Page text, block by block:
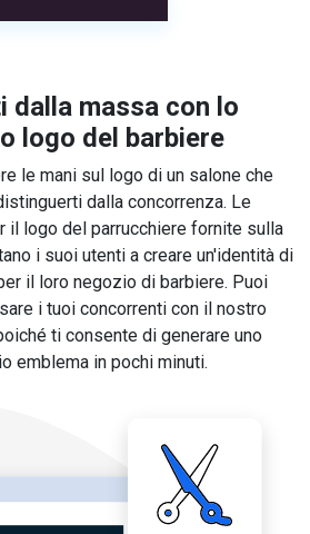
dalla massa con lo
logo del barbiere
le mani sul logo di un salone che
dalla concorrenza. Le
il logo del parrucchiere fornite sulla
i suoi utenti a creare un'identità di
il loro negozio di barbiere. Puoi
i tuoi concorrenti con il nostro
ti consente di generare uno
emblema in pochi minuti.